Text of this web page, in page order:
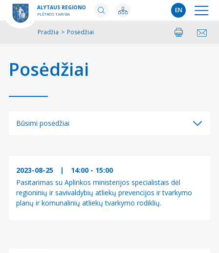
ALYTAUS REGIONO
PLĖTROS TARYBA EN
Pradžia > Posėdžiai SpausdintiPasidalinti
Posėdžiai
Būsimi posėdžiai
2023-08-25
|
14:00 - 15:00
Pasitarimas su Aplinkos ministerijos specialistais dėl
regioninių ir savivaldybių atliekų prevencijos ir tvarkymo
planų ir komunalinių atliekų tvarkymo rodiklių.